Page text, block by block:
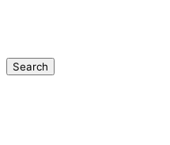
Search